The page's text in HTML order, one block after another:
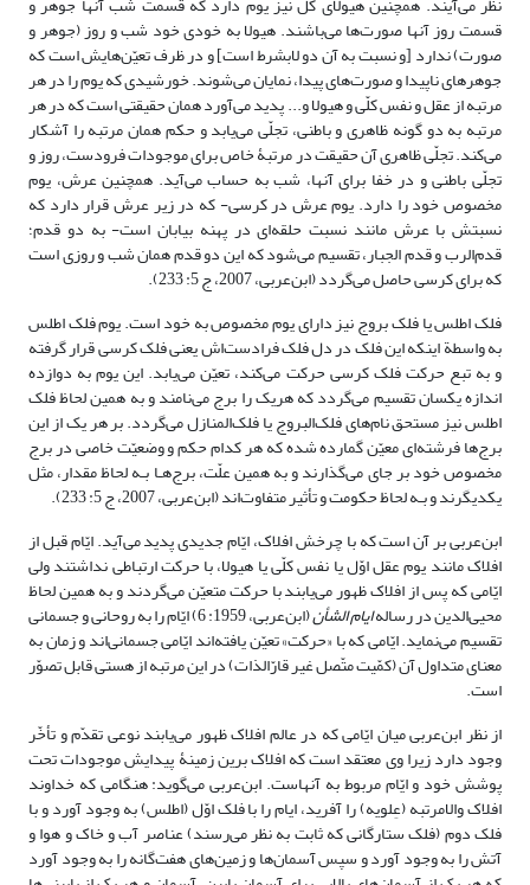
قسمت روز آنها صورت‌ها می‌باشند. هیولا به خودی خود شب و روز (جوهر و
صورت) ندارد [و نسبت به آن دو لابشرط است] و در ظرف تعیّن‌هایش است که
جوهرهای ناپیدا و صورت‌های پیدا، نمایان می‌شوند. خورشیدی که یوم را در هر
مرتبه از عقل و نفس کلّی و هیولا و... پدید می‌آورد همان حقیقتی است که در هر
مرتبه به دو گونه ظاهری و باطنی، تجلّی می‌یابد و حکم همان مرتبه را آشکار
می‌کند. تجلّی ظاهری آن حقیقت در مرتبۀ خاص برای موجودات فرودست، روز و
تجلّی باطنی و در خفا برای آنها، شب به حساب می‌آید. همچنین عرش، یوم
مخصوص خود را دارد. یوم عرش در کرسی- که در زیر عرش قرار دارد که
نسبتش با عرش مانند نسبت حلقه‌ای در پهنه‌ بیابان است- به دو قدم؛
قدم‌الرب و قدم الجبار، تقسیم می‌شود که این دو قدم همان شب و روزی است
که برای کرسی حاصل می‌گردد (ابن‌عربی، 2007، ج 5: 233).
فلک اطلس یا فلک بروج نیز دارای یوم مخصوص به خود است. یوم فلک اطلس
به واسطة اینکه این فلک در دل فلک فرادست‌اش یعنی فلک کرسی قرار گرفته
و به تبع حرکت فلک کرسی حرکت می‌کند، تعیّن می‌یابد. این یوم به دوازده
اندازه یکسان تقسیم می‌گردد که هریک را برج می‌نامند و به همین لحاظ فلک
اطلس نیز مستحق نام‌های فلک‌البروج یا فلک‌المنازل می‌گردد. بر هر یک از این
برج‌ها فرشته‌ای معیّن گمارده شده که هر کدام حکم و وضعیّت خاصی در برج
مخصوص خود بر جای می‌گذارند و به همین علّت، برج‌هـا بـه لحاظ مقدار، مثل
یکدیگرند و بـه لحاظ حکومت و تأثیر متفاوت‌اند (ابن‌عربی، 2007، ج 5: 233).
ابن‌عربی بر آن است که با چرخش افلاک، ایّام جدیدی پدید می‌آید. ایّام قبل از
افلاک مانند یوم عقل اوّل یا نفس کلّی یا هیولا، با حرکت ارتباطی نداشتند ولی
ایّامی که پس از افلاک ظهور می‌یابند با حرکت متعیّن می‌گردند و به همین لحاظ
محیی‌الدین در رسالهایام الشأن (ابن‌عربی، 1959: 6) ایّام را به روحانی و جسمانی
تقسیم می‌نماید. ایّامی که با «حرکت» تعیّن یافته‌اند ایّامی جسمانی‌اند و زمان به
معنای متداول آن (کمّیت متّصل غیر قارّ‌الذات) در این مرتبه از هستی قابل تصوّر
است.
از نظر ابن‌عربی میان ایّامی که در عالم افلاک ظهور می‌یابند نوعی تقدّم و تأخّر
وجود دارد زیرا وی معتقد است که افلاک برین زمینۀ پیدایش موجودات تحت
پوشش خود و ایّام مربوط به آنهاست. ابن‌عربی می‌گوید: هنگامی که خداوند
افلاک والامرتبه (عِلویه) را آفرید، ایام را با فلک اوّل (اطلس) به وجود آورد و با
فلک دوم (فلک ستارگانی که ثابت به نظر می‌رسند) عناصر آب و خاک و هوا و
آتش را به وجود آورد و سپس آسمان‌ها و زمین‌های هفت‌گانه را به وجود آورد